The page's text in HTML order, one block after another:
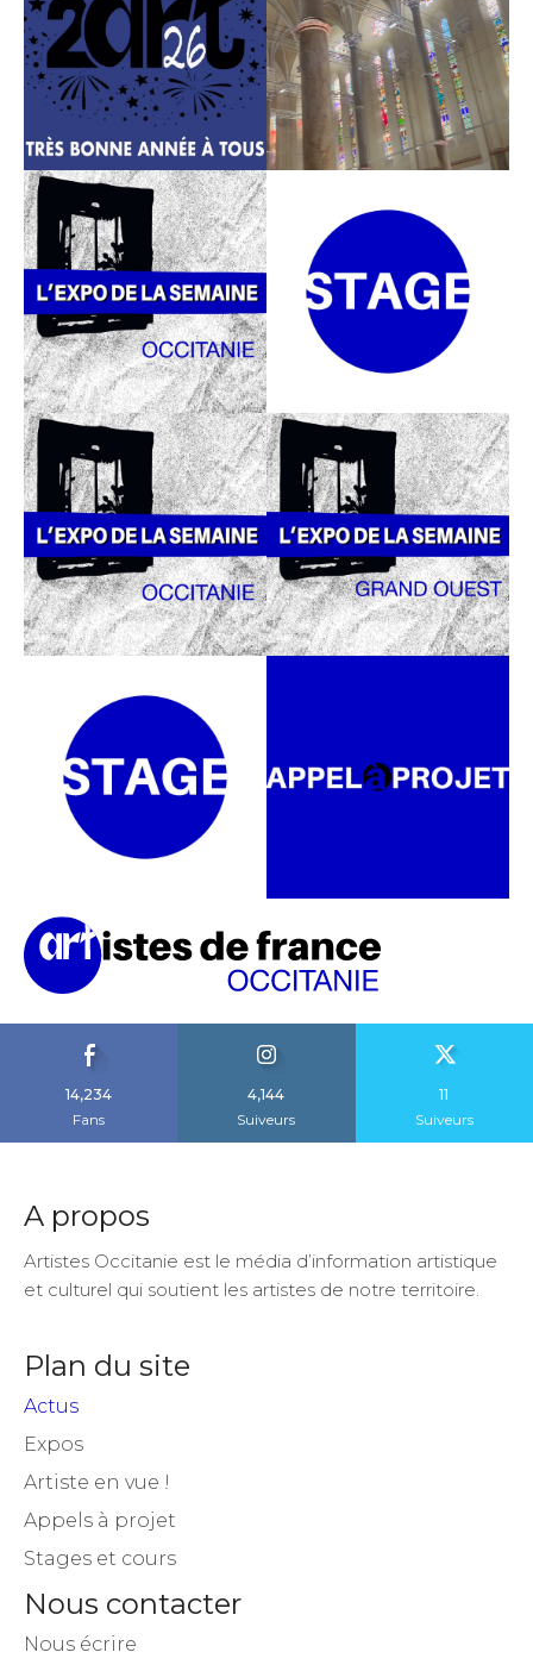
14,234
Fans
4,144
Suiveurs
11
Suiveurs
A propos
Artistes Occitanie est le média d’information artistique
et culturel qui soutient les artistes de notre territoire.
Plan du site
Actus
Expos
Artiste en vue !
Appels à projet
Stages et cours
Nous contacter
Nous écrire